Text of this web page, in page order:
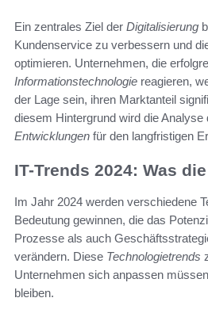
Ein zentrales Ziel der Digitalisierung
Kundenservice zu verbessern und
optimieren. Unternehmen, die
Informationstechnologie reagieren,
der Lage sein, ihren Marktanteil
diesem Hintergrund wird die
Entwicklungen für den langfristigen
IT-Trends 2024: Was
Im Jahr 2024 werden verschiedene
Bedeutung gewinnen, die das
Prozesse als auch
verändern. Diese Technologietrends
Unternehmen sich anpassen
bleiben.